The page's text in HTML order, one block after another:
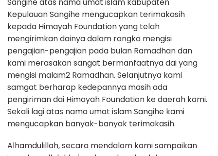
Sangihe atas nama umat islam kabupaten
Kepulauan Sangihe mengucapkan terimakasih
kepada Himayah Foundation yang telah
mengirimkan dainya dalam rangka mengisi
pengajian-pengajian pada bulan Ramadhan dan
kami merasakan sangat bermanfaatnya dai yang
mengisi malam2 Ramadhan. Selanjutnya kami
samgat berharap kedepannya masih ada
pengiriman dai Himayah Foundation ke daerah kami.
Sekali lagi atas nama umat islam Sangihe kami
mengucapkan banyak-banyak terimakasih.
Alhamdulillah, secara mendalam kami sampaikan